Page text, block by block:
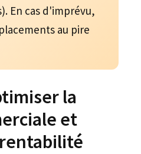
En cas d'imprévu,
au pire
la
et